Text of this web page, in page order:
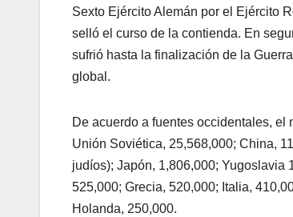
Sexto Ejército Alemán por el Ejército
selló el curso de la contienda. En
sufrió hasta la finalización de la
global.
De acuerdo a fuentes occidentales,
Unión Soviética, 25,568,000; China,
judíos); Japón, 1,806,000; Yugoslavia
525,000; Grecia, 520,000; Italia,
Holanda, 250,000.